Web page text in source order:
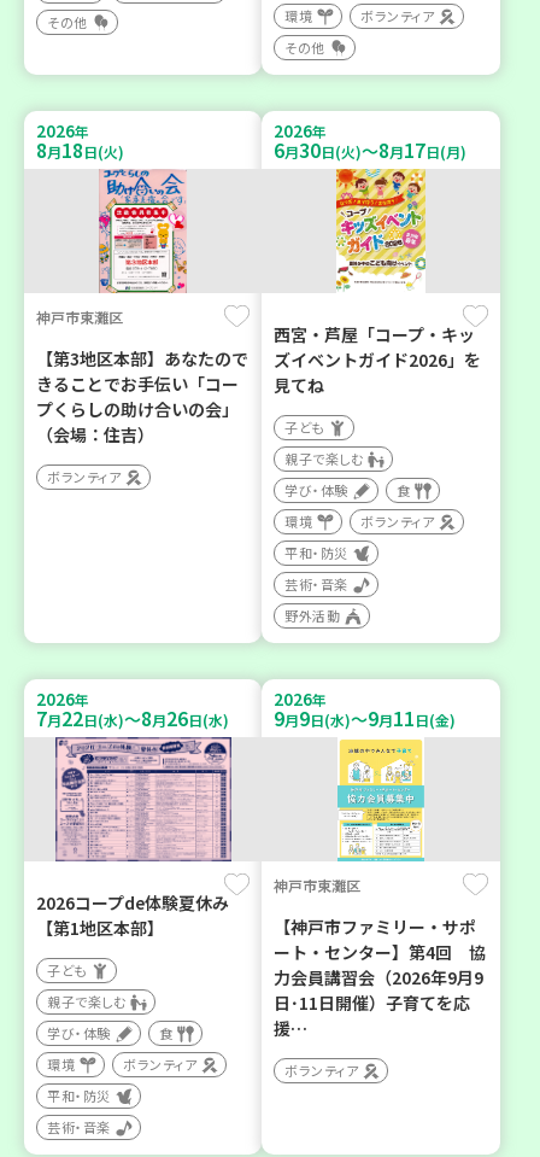
その他
環境
ボランティア
その他
2026年
8月18日(火)
神戸市東灘区
【第3地区本部】あなたので
きることでお手伝い「コー
プくらしの助け合いの会」
（会場：住吉）
ボランティア
2026年
6月30日(火)～8月17日(月)
西宮・芦屋「コープ・キッ
ズイベントガイド2026」を
見てね
子ども
親子で楽しむ
学び・体験
食
環境
ボランティア
平和・防災
芸術・音楽
野外活動
2026年
7月22日(水)～8月26日(水)
2026コープde体験夏休み
【第1地区本部】
子ども
親子で楽しむ
学び・体験
食
環境
ボランティア
平和・防災
芸術・音楽
2026年
9月9日(水)～9月11日(金)
神戸市東灘区
【神戸市ファミリー・サポ
ート・センター】第4回 協
力会員講習会（2026年9月9
日･11日開催）子育てを応
援…
ボランティア